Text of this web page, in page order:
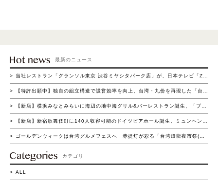
最新のニュース
当社レストラン「グランソル東京 渋谷ミヤシタパーク店」が、日本テレビ「ZIP！の買いドキッ!?コーナー」にて紹介されました
【特許出願中】独自の組立構造で設営効率を向上、台湾・九份を再現した「台湾ヒュッテ」登場～短時間組立と高い集客演出を両立～
【新店】横浜みなとみらいに海辺の地中海グリル&バーレストラン誕生、「ブラウアターフェル横浜」4月22日（水）グランドオープン
【新店】新宿歌舞伎町に140人収容可能のドイツビアホール誕生。ミュンヘン名門ビアホールを再現した「ホフブロイ トウキョウ 新宿店」4月15日（水）グランドオープン
ゴールデンウィークは台湾グルメフェスへ 赤提灯が彩る「台湾燈龍夜市祭(たいわん とうろう よいち まつり)」流山おおたかの森で初開催 4/16(木)～5/11(月)の26日間実施
カテゴリ
ALL